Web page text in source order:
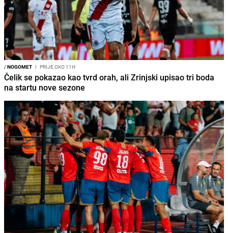
/NOGOMET I PRIJE OKO 11H
Čelik se pokazao kao tvrd orah, ali Zrinjski upisao tri boda
na startu nove sezone